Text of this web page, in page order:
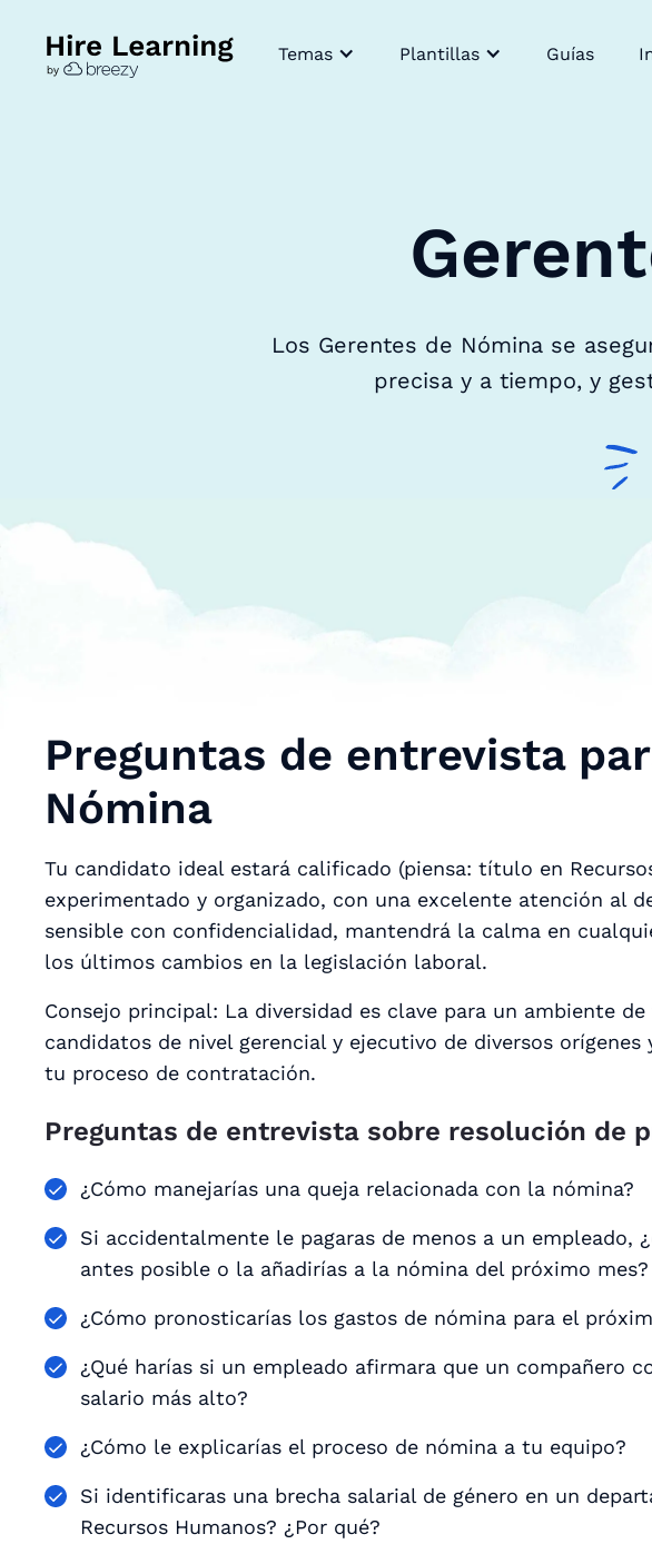
Temas Plantillas Guías
Los Gerentes de Nómina se
precisa y a tiempo, y
Preguntas de entrevista
Nómina
Tu candidato ideal estará calificado (piensa: título en
experimentado y organizado, con una excelente atención al
sensible con confidencialidad, mantendrá la calma en
los últimos cambios en la legislación laboral.
Consejo principal: La diversidad es clave para un ambiente
candidatos de nivel gerencial y ejecutivo de diversos
tu proceso de contratación.
Preguntas de entrevista sobre resolución de
¿Cómo manejarías una queja relacionada con la nómina?
Si accidentalmente le pagaras de menos a un empleado,
antes posible o la añadirías a la nómina del próximo mes?
¿Cómo pronosticarías los gastos de nómina para el
¿Qué harías si un empleado afirmara que un compañero
salario más alto?
¿Cómo le explicarías el proceso de nómina a tu equipo?
Si identificaras una brecha salarial de género en un
Recursos Humanos? ¿Por qué?